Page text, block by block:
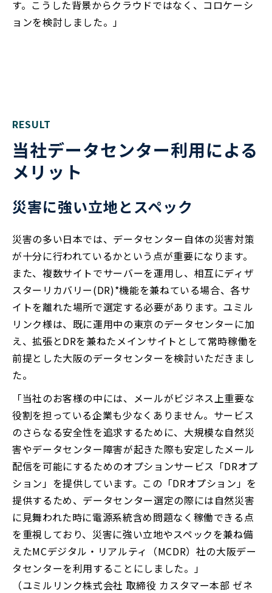
す。こうした背景からクラウドではなく、コロケーシ
ョンを検討しました。」
RESULT
当社データセンター利用による
メリット
災害に強い立地とスペック
災害の多い日本では、データセンター自体の災害対策
が十分に行われているかという点が重要になります。
また、複数サイトでサーバーを運用し、相互にディザ
スターリカバリー(DR)*機能を兼ねている場合、各サ
イトを離れた場所で選定する必要があります。ユミル
リンク様は、既に運用中の東京のデータセンターに加
え、拡張とDRを兼ねたメインサイトとして常時稼働を
前提とした大阪のデータセンターを検討いただきまし
た。
「当社のお客様の中には、メールがビジネス上重要な
役割を担っている企業も少なくありません。サービス
のさらなる安全性を追求するために、大規模な自然災
害やデータセンター障害が起きた際も安定したメール
配信を可能にするためのオプションサービス「DRオプ
ション」を提供しています。この「DRオプション」を
提供するため、データセンター選定の際には自然災害
に見舞われた時に電源系統含め問題なく稼働できる点
を重視しており、災害に強い立地やスペックを兼ね備
えたMCデジタル・リアルティ（MCDR）社の大阪デー
タセンターを利用することにしました。」
（ユミルリンク株式会社 取締役 カスタマー本部 ゼネ